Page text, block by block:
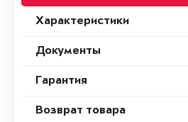
Характеристики
Документы
Гарантия
Возврат товара